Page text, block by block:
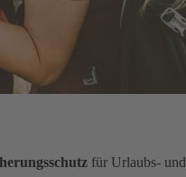
für Urlaubs-